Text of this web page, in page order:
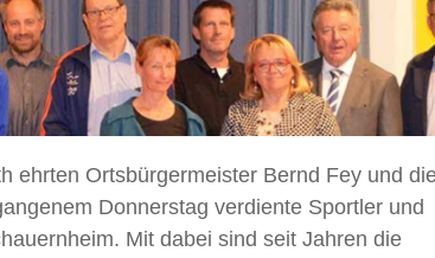
ehrten Ortsbürgermeister Bernd Fey und
Donnerstag verdiente Sportler und
Mit dabei sind seit Jahren die